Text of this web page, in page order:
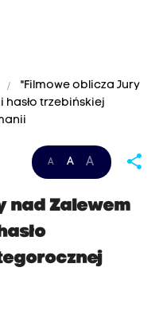
"Filmowe oblicza Jury
hasło trzebińskiej
A A A share
nad Zalewem